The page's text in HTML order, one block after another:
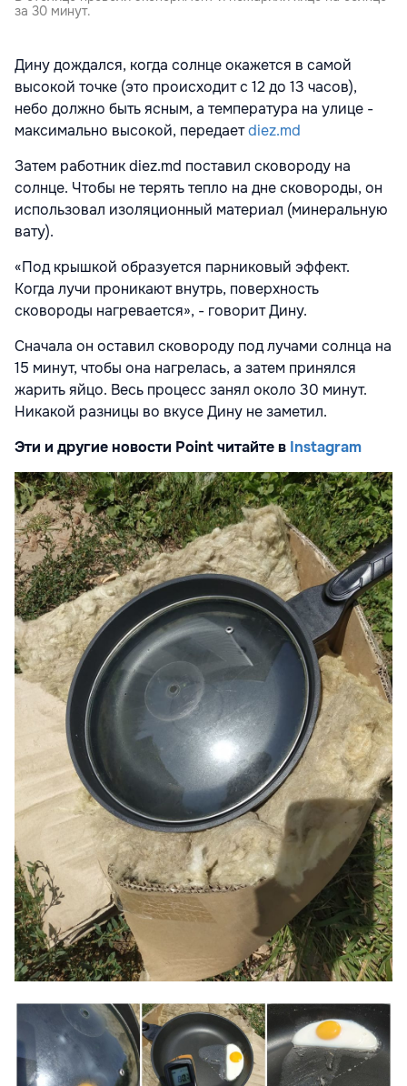
за 30 минут.
Дину дождался, когда солнце окажется в самой
высокой точке (это происходит с 12 до 13 часов),
небо должно быть ясным, а температура на улице -
максимально высокой, передаетdiez.md
Затем работник diez.md поставил сковороду на
солнце. Чтобы не терять тепло на дне сковороды, он
использовал изоляционный материал (минеральную
вату).
«Под крышкой образуется парниковый эффект.
Когда лучи проникают внутрь, поверхность
сковороды нагревается», - говорит Дину.
Сначала он оставил сковороду под лучами солнца на
15 минут, чтобы она нагрелась, а затем принялся
жарить яйцо. Весь процесс занял около 30 минут.
Никакой разницы во вкусе Дину не заметил.
Эти и другие новости Point читайте в Instagram